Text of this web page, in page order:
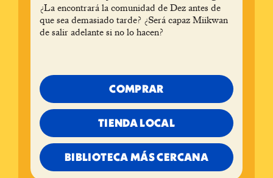
¿La encontrará la comunidad de Dez antes de
que sea demasiado tarde? ¿Será capaz Miikwan
de salir adelante si no lo hacen?
COMPRAR
TIENDA LOCAL
BIBLIOTECA MÁS CERCANA